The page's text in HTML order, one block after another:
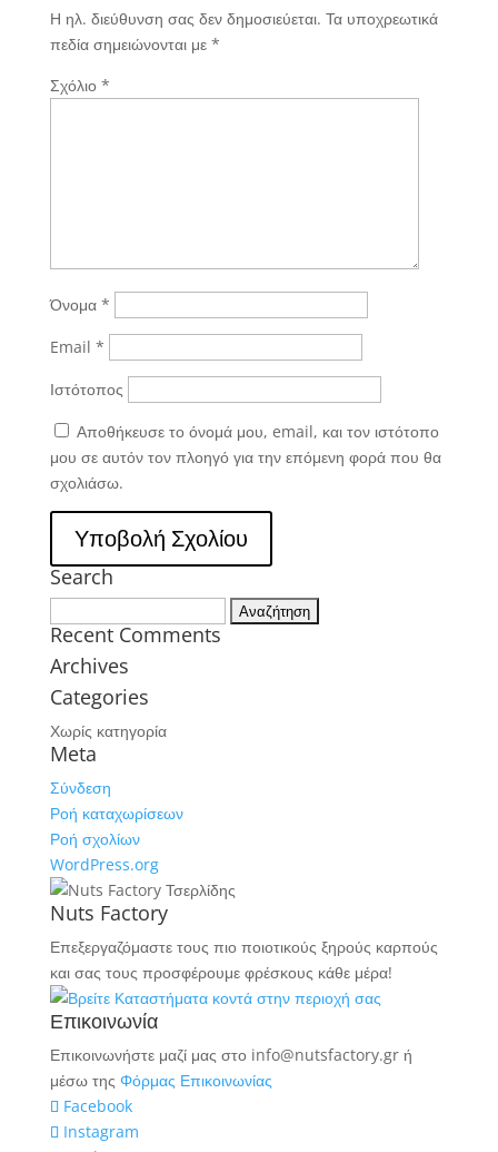
Η ηλ. διεύθυνση σας δεν δημοσιεύεται. Τα υποχρεωτικά
πεδία σημειώνονται με *
Σχόλιο *
Όνομα *
Email *
Ιστότοπος
Αποθήκευσε το όνομά μου, email, και τον ιστότοπο
μου σε αυτόν τον πλοηγό για την επόμενη φορά που θα
σχολιάσω.
Search
για:
Recent Comments
Archives
Categories
Χωρίς κατηγορία
Meta
Σύνδεση
Ροή καταχωρίσεων
Ροή σχολίων
WordPress.org
Nuts Factory
Επεξεργαζόμαστε τους πιο ποιοτικούς ξηρούς καρπούς
και σας τους προσφέρουμε φρέσκους κάθε μέρα!
Επικοινωνία
Επικοινωνήστε μαζί μας στο info@nutsfactory.gr ή
μέσω της Φόρμας Επικοινωνίας
Facebook
Instagram